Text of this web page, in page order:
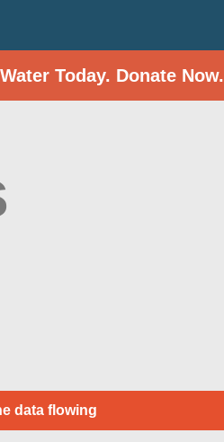
Today. Donate Now.
data flowing